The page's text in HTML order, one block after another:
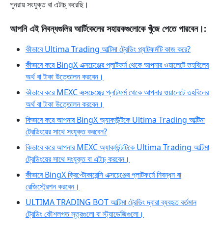
পুনরায় সংযুক্ত বা এটাচ্ করেছি।
আপনি এই নিবন্ধগুলির আর্টিকেলের সহায়কগুলোকে খুঁজে পেতে পারবেন।:
কীভাবে Ultima Trading আল্টিমা ট্রেডিং প্ল্যাটফর্মটি কাজ করে?
কীভাবে করে BingX এক্সচেঞ্জের প্লাটফর্ম থেকে আপনার ওয়ালেটে তহবিলের
অর্থ বা টাকা উত্তোলন করবেন।
কীভাবে করে MEXC এক্সচেঞ্জের প্লাটফর্ম থেকে আপনার ওয়ালেটে তহবিলের
অর্থ বা টাকা উত্তোলন করবেন।
কিভাবে করে আপনার BingX অ্যাকাউন্টকে Ultima Trading আল্টিমা
ট্রেডিংয়ের সাথে সংযুক্ত করবেন?
কিভাবে করে আপনার MEXC অ্যাকাউন্টটিকে Ultima Trading আল্টিমা
ট্রেডিংয়ের সাথে সংযুক্ত বা এটাচ্ করবেন।
কীভাবে BingX ক্রিপ্টোকারেন্সি এক্সচেঞ্জের প্লাটফর্মে নিবন্ধন বা
রেজিস্ট্রেশন করবেন।
ULTIMA TRADING BOT আল্টিমা ট্রেডিং দ্বারা ব্যবহৃত বর্তমান
ট্রেডিং কৌশলগত সূত্রগুলো বা স্ট্যাডেজিগুলো।